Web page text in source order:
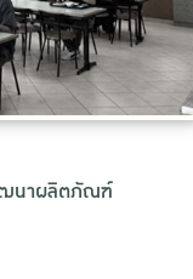
ฒนาผลิตภัณฑ์